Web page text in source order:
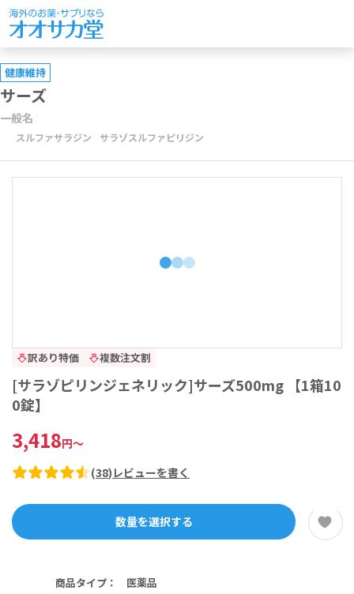
健康維持
サーズ
一般名
スルファサラジン サラゾスルファピリジン
訳あり特価 複数注文割
[サラゾピリンジェネリック]サーズ500mg 【1箱10
0錠】
3,418円～
(38) レビューを書く
数量を選択する
商品タイプ ：
医薬品